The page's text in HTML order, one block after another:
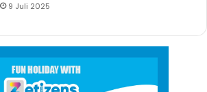
9 Juli 2025